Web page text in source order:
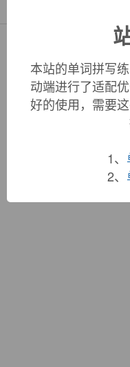
Copyright ©
词
蜀
本站的单词拼写
动端进行了适配
好的使用，需要
1、
2、